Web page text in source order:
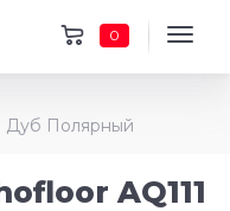
0
Дуб Полярный
AQ111